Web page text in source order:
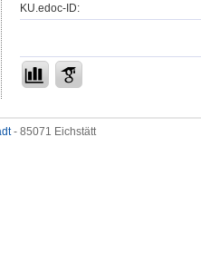
KU.edoc-ID:
- 85071 Eichstätt